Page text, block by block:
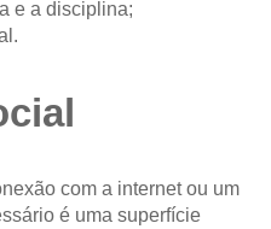
e a disciplina;
com a internet ou um
é uma superfície